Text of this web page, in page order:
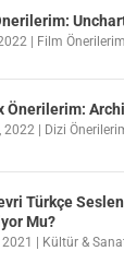
Film
Önerilerim:
2022 Dizi
Türkçe
Mu?
Kültür &